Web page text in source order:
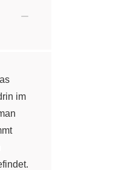
im